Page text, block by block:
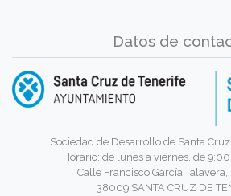
Datos de
Sociedad de Desarrollo de Santa
Horario: de lunes a viernes, de
Calle Francisco García Talavera,
38009 SANTA CRUZ DE